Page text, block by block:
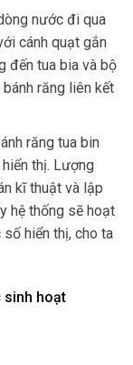
nước đi qua
cánh quạt gắn
đến tua bia và bộ
răng liên kết
răng tua bin
thị. Lượng
kĩ thuật và lập
hệ thống sẽ hoạt
hiển thị, cho ta
sinh hoạt